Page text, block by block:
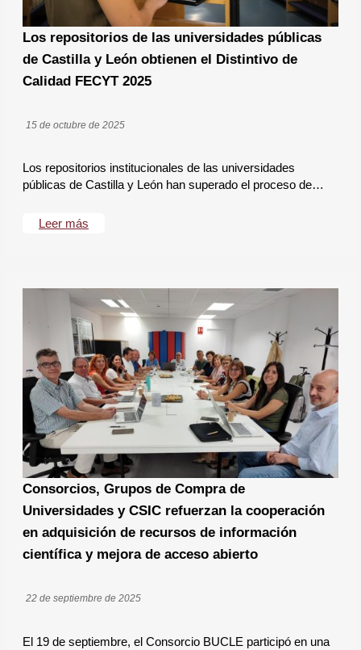
Los repositorios de las universidades públicas
de Castilla y León obtienen el Distintivo de
Calidad FECYT 2025
15 de octubre de 2025
Los repositorios institucionales de las universidades
públicas de Castilla y León han superado el proceso de…
Leer más
Consorcios, Grupos de Compra de
Universidades y CSIC refuerzan la cooperación
en adquisición de recursos de información
científica y mejora de acceso abierto
22 de septiembre de 2025
El 19 de septiembre, el Consorcio BUCLE participó en una